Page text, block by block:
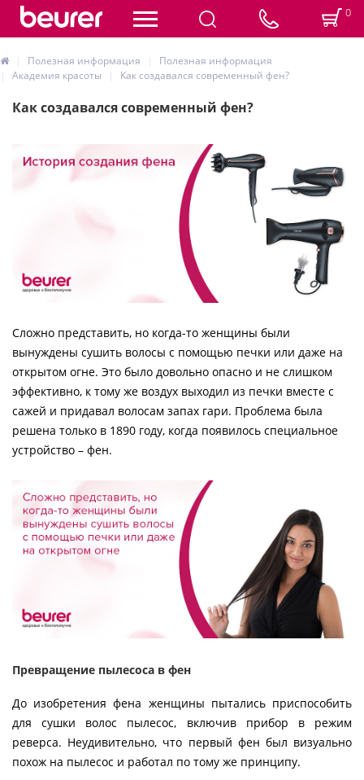
0
Полезная информация
Полезная информация
Академия красоты
Как создавался современный фен?
Как создавался современный фен?
Сложно представить, но когда-то женщины были
вынуждены сушить волосы с помощью печки или даже на
открытом огне. Это было довольно опасно и не слишком
эффективно, к тому же воздух выходил из печки вместе с
сажей и придавал волосам запах гари. Проблема была
решена только в 1890 году, когда появилось специальное
устройство – фен.
Превращение пылесоса в фен
До изобретения фена женщины пытались приспособить
для сушки волос пылесос, включив прибор в режим
реверса. Неудивительно, что первый фен был визуально
похож на пылесос и работал по тому же принципу.